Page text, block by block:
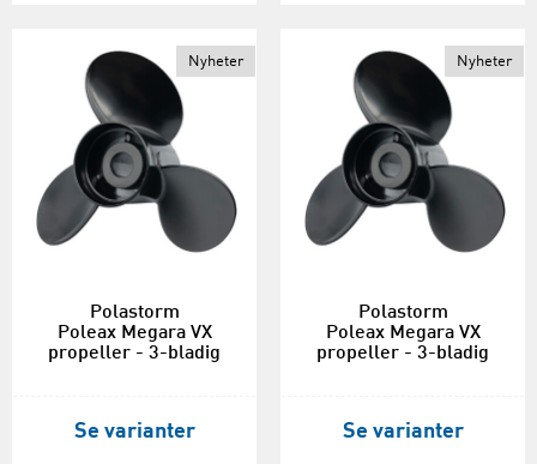
Nyheter
Polastorm
Poleax Megara VX
propeller - 3-bladig
Se varianter
Nyheter
Polastorm
Poleax Megara VX
propeller - 3-bladig
Se varianter